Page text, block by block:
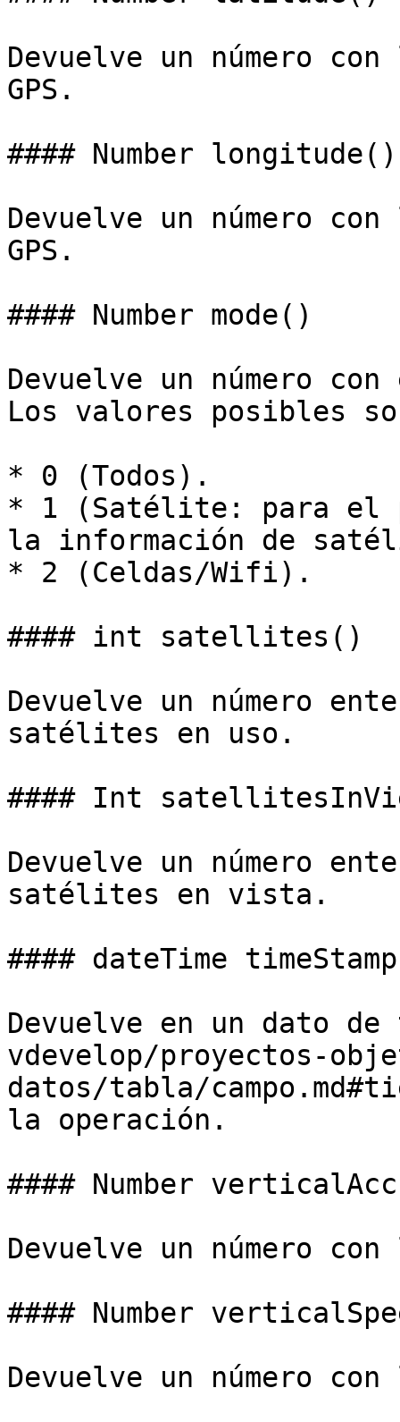
Devuelve un número
GPS.
#### Number longitude()
Devuelve un número
GPS.
#### Number mode()
Devuelve un número
Los valores posibles
* 0 (Todos).
* 1 (Satélite: para el
la información de
* 2 (Celdas/Wifi).
#### int satellites()
Devuelve un número
satélites en uso.
#### Int
Devuelve un número
satélites en vista.
#### dateTime
Devuelve en un dato
vdevelop/proyectos-
datos/tabla/
la operación.
#### Number
Devuelve un número
#### Number
Devuelve un número